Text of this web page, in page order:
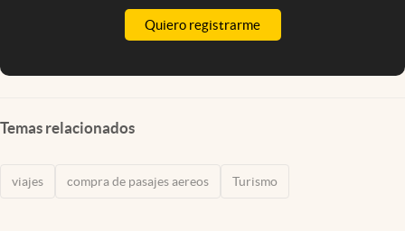
Quiero registrarme
Temas relacionados
viajes compra de pasajes aereos Turismo